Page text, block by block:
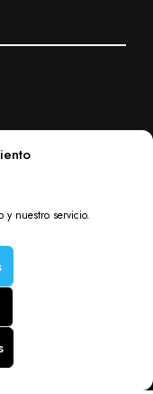
y nuestro servicio.
2012-2025. All rights